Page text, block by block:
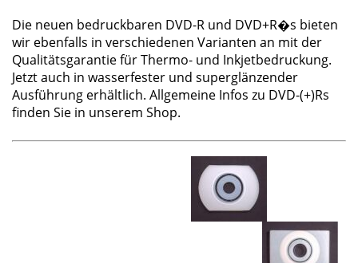
Die neuen bedruckbaren DVD-R und DVD+R�s bieten
wir ebenfalls in verschiedenen Varianten an mit der
Qualitätsgarantie für Thermo- und Inkjetbedruckung.
Jetzt auch in wasserfester und superglänzender
Ausführung erhältlich. Allgemeine Infos zu DVD-(+)Rs
finden Sie in unserem Shop.